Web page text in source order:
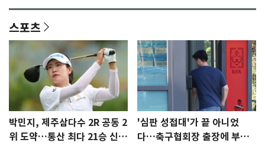
스포츠
박민지, 제주삼다수 2R 공동 2
위 도약…통산 최다 21승 신기
'심판 성접대'가 끝 아니었
다…축구협회장 출장에 부인